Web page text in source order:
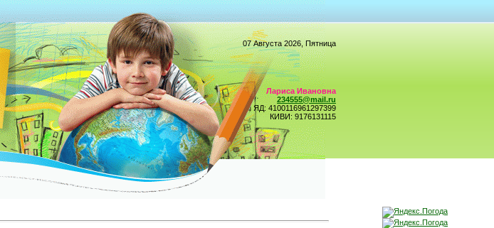
07 Августа 2026, Пятница
Лариса Ивановна
234555@mail.ru
ЯД: 4100116961297399
КИВИ: 9176131115